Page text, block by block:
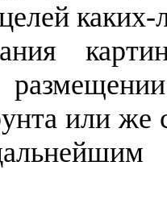
или же